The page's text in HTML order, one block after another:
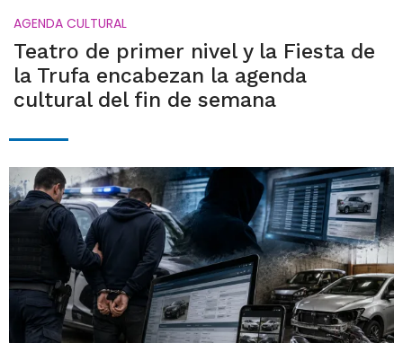
AGENDA CULTURAL
Teatro de primer nivel y la Fiesta de
la Trufa encabezan la agenda
cultural del fin de semana